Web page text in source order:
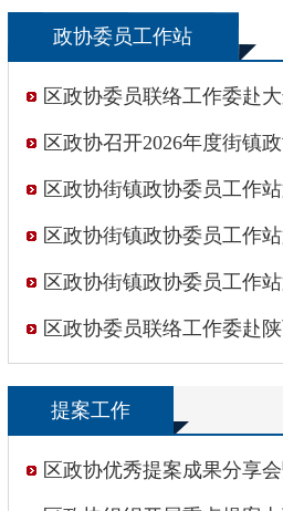
政协委员工作站
区政协委员联络工作委赴
区政协召开2026年度街镇
作例会
区政协街镇政协委员工作
区政协街镇政协委员工作
区政协街镇政协委员工作
区政协委员联络工作委赴
提案工作
区政协优秀提案成果分享